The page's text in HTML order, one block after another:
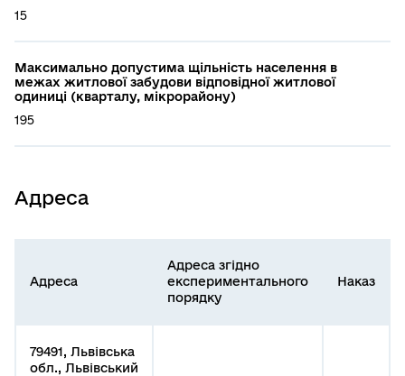
15
Максимально допустима щільність населення в
межах житлової забудови відповідної житлової
одиниці (кварталу, мікрорайону)
195
Адреса
Адреса
Адреса згідно
експериментального
порядку
Наказ
79491, Львівська
обл., Львівський